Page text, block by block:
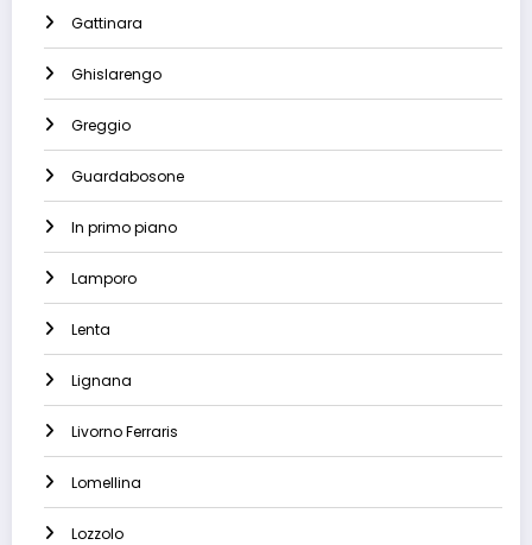
Gattinara
Ghislarengo
Greggio
Guardabosone
In primo piano
Lamporo
Lenta
Lignana
Livorno Ferraris
Lomellina
Lozzolo